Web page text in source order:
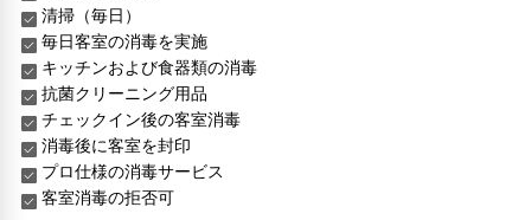
清掃（毎日）
毎日客室の消毒を実施
キッチンおよび食器類の消毒
抗菌クリーニング用品
チェックイン後の客室消毒
消毒後に客室を封印
プロ仕様の消毒サービス
客室消毒の拒否可